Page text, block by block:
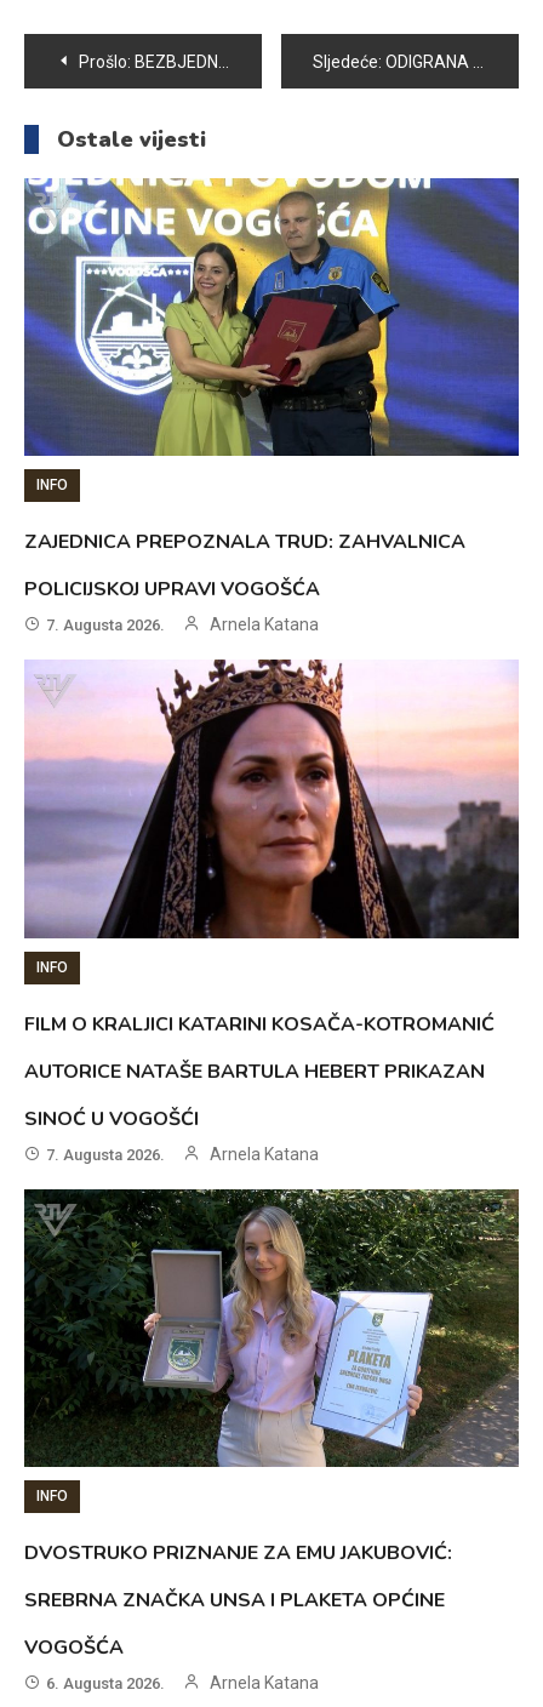
Navigacija
članaka
Prošlo: BEZBJEDNOST DJECE U SAOBRAĆAJU Sljedeće: ODIGRANA UTAKMICA 6. KOLA II LIGE BiH U SJEDEĆOJ ODBOJCI
Ostale vijesti
INFO
ZAJEDNICA PREPOZNALA TRUD: ZAHVALNICA
POLICIJSKOJ UPRAVI VOGOŠĆA
7. Augusta 2026. Arnela Katana
INFO
FILM O KRALJICI KATARINI KOSAČA-KOTROMANIĆ
AUTORICE NATAŠE BARTULA HEBERT PRIKAZAN
SINOĆ U VOGOŠĆI
7. Augusta 2026. Arnela Katana
INFO
DVOSTRUKO PRIZNANJE ZA EMU JAKUBOVIĆ:
SREBRNA ZNAČKA UNSA I PLAKETA OPĆINE
VOGOŠĆA
6. Augusta 2026. Arnela Katana